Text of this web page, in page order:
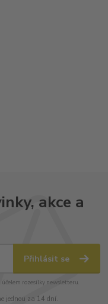
akce a
Přihlásit se
rozesílky newsletteru.
jednou za 14 dní.